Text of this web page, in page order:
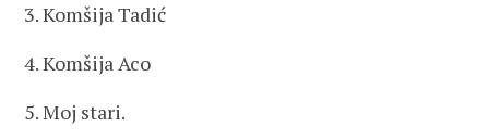
3. Komšija Tadić
4. Komšija Aco
5. Moj stari.